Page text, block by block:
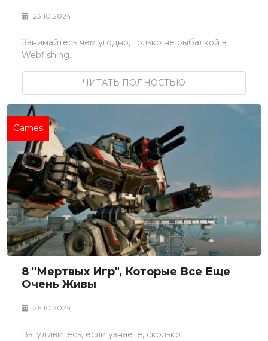
23.10.2024
Занимайтесь чем угодно, только не рыбалкой в
Webfishing.
ЧИТАТЬ ПОЛНОСТЬЮ
Games
8 "мертвых Игр", Которые Все Еще
Очень Живы
26.10.2024
Вы удивитесь, если узнаете, сколько